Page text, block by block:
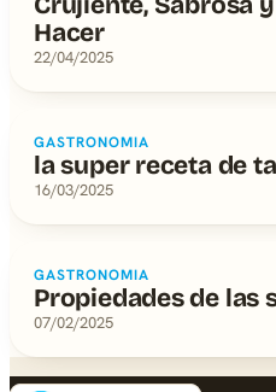
Hacer
22/04/2025
GASTRONOMIA
la super receta de
16/03/2025
GASTRONOMIA
Propiedades de las
07/02/2025